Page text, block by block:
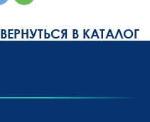
ВЕРНУТЬСЯ В КАТАЛОГ